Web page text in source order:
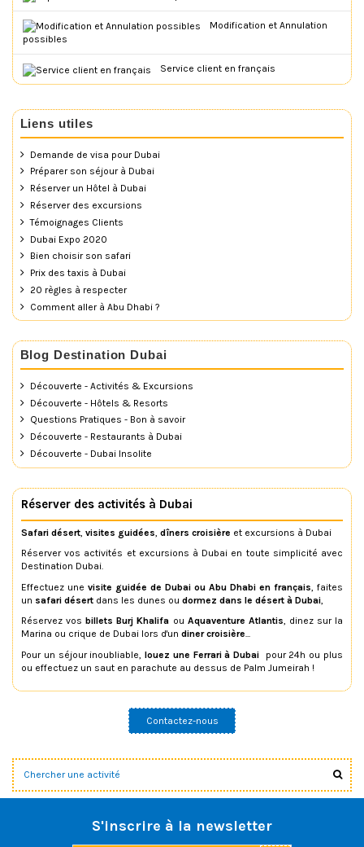
Modification et Annulation
possibles
Service client en français
Liens utiles
Demande de visa pour Dubai
Préparer son séjour à Dubai
Réserver un Hôtel à Dubai
Réserver des excursions
Témoignages Clients
Dubai Expo 2020
Bien choisir son safari
Prix des taxis à Dubai
20 règles à respecter
Comment aller à Abu Dhabi ?
Blog Destination Dubai
Découverte - Activités & Excursions
Découverte - Hôtels & Resorts
Questions Pratiques - Bon à savoir
Découverte - Restaurants à Dubai
Découverte - Dubai Insolite
Réserver des activités à Dubai
Safari désert visites guidées dîners croisière et excursions à Dubai
Réserver vos activités et excursions à Dubai en toute simplicité avec
Destination Dubai.
Effectuez une visite guidée de Dubai ou Abu Dhabi en français , faites
un safari désert dans les dunes ou dormez dans le désert à Dubai
Réservez vosbillets Burj Khalifa ou Aquaventure Atlantis, dinez sur la
Marina ou crique de Dubai lors d'un diner croisière...
Pour un séjour inoubliable,louez une Ferrari à Dubai
pour 24h ou plus
ou effectuez un saut en parachute au dessus de Palm Jumeirah !
Contactez-nous
S'inscrire à la newsletter